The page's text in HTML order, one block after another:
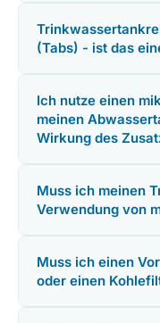
(Tabs) - ist das
Ich nutze einen
meinen
Wirkung des
Muss ich meinen
Verwendung von
Muss ich einen
oder einen